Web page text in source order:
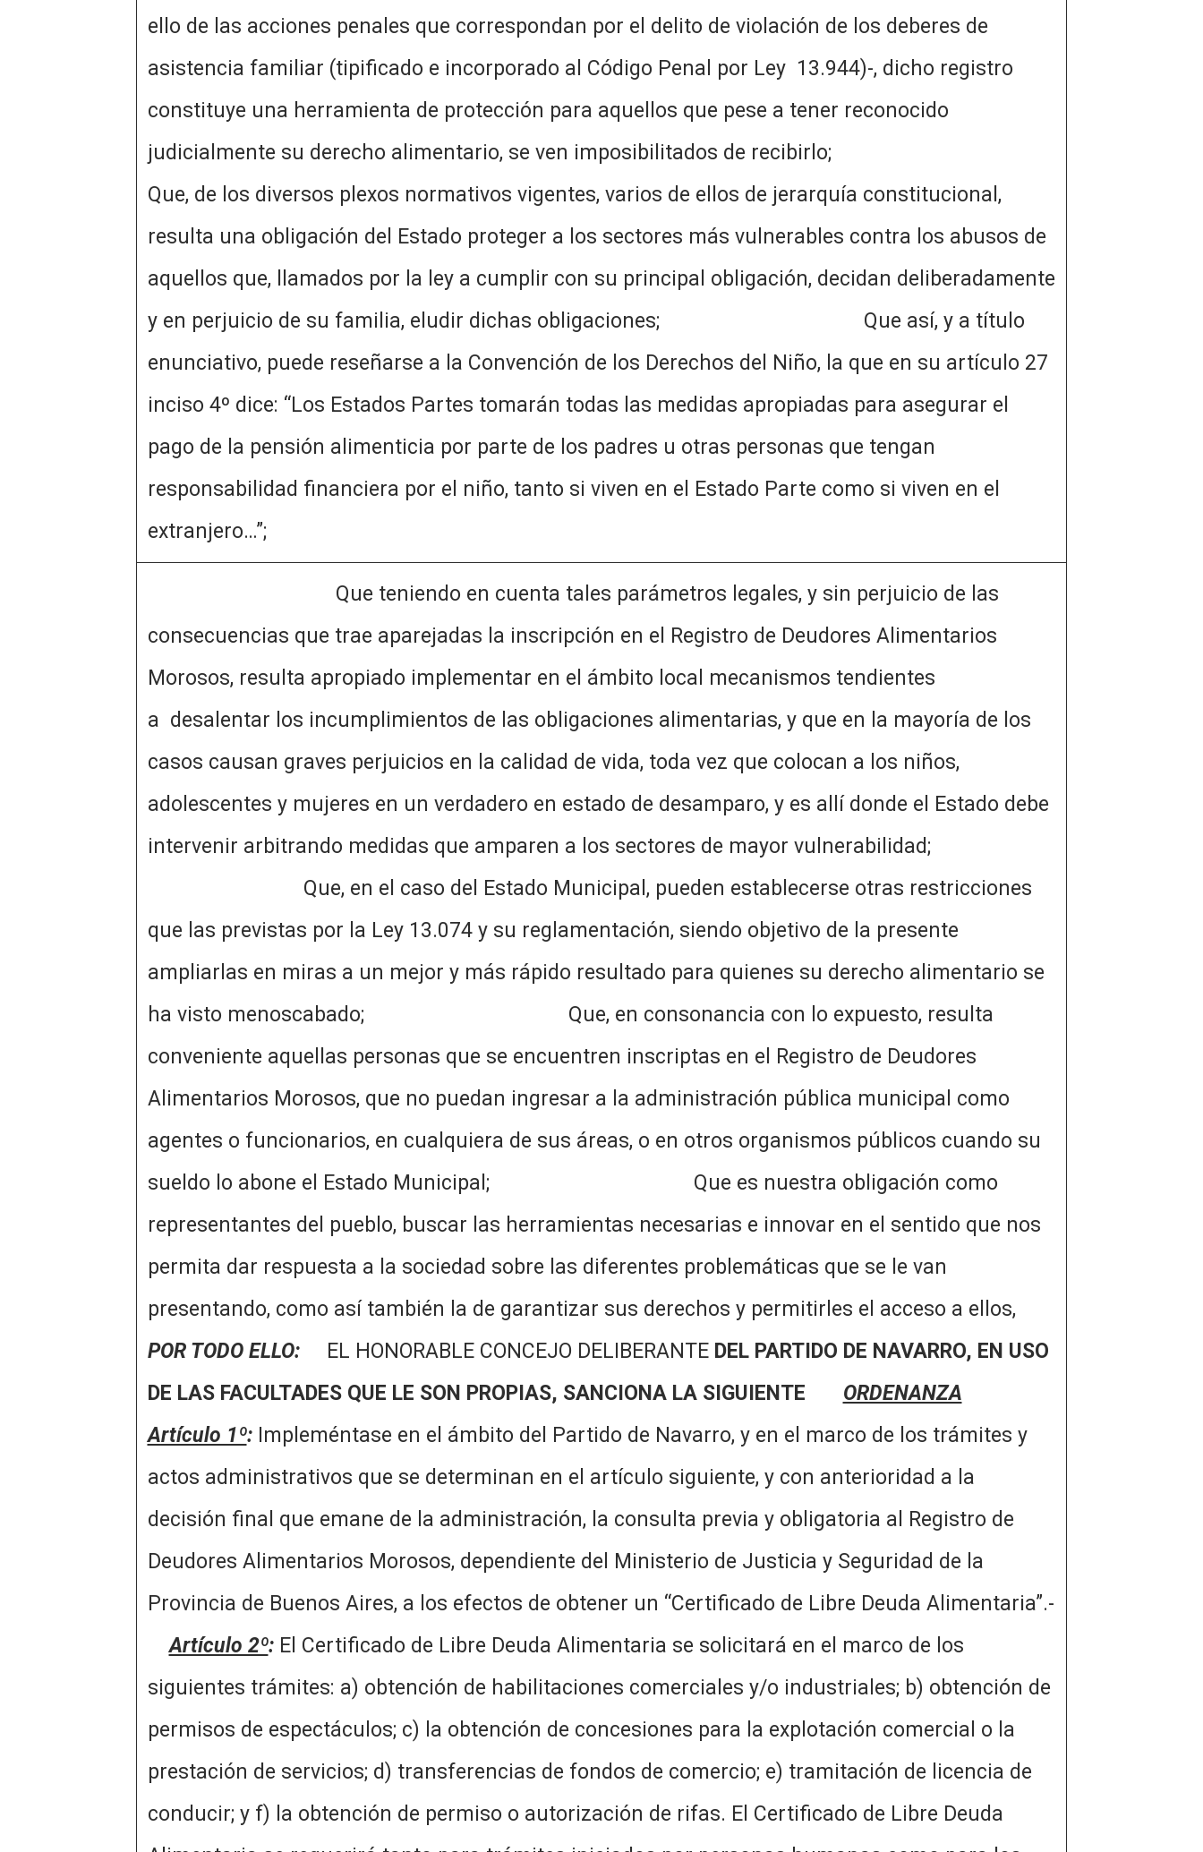
ello de las acciones penales que correspondan por el delito de violación de los deberes de
asistencia familiar (tipificado e incorporado al Código Penal por Ley 13.944)-, dicho registro
constituye una herramienta de protección para aquellos que pese a tener reconocido
judicialmente su derecho alimentario, se ven imposibilitados de recibirlo;
Que, de los diversos plexos normativos vigentes, varios de ellos de jerarquía constitucional,
resulta una obligación del Estado proteger a los sectores más vulnerables contra los abusos de
aquellos que, llamados por la ley a cumplir con su principal obligación, decidan deliberadamente
y en perjuicio de su familia, eludir dichas obligaciones; Que así, y a título
enunciativo, puede reseñarse a la Convención de los Derechos del Niño, la que en su artículo 27
inciso 4º dice: “Los Estados Partes tomarán todas las medidas apropiadas para asegurar el
pago de la pensión alimenticia por parte de los padres u otras personas que tengan
responsabilidad financiera por el niño, tanto si viven en el Estado Parte como si viven en el
extranjero…”;
Que teniendo en cuenta tales parámetros legales, y sin perjuicio de las
consecuencias que trae aparejadas la inscripción en el Registro de Deudores Alimentarios
Morosos, resulta apropiado implementar en el ámbito local mecanismos tendientes
a desalentar los incumplimientos de las obligaciones alimentarias, y que en la mayoría de los
casos causan graves perjuicios en la calidad de vida, toda vez que colocan a los niños,
adolescentes y mujeres en un verdadero en estado de desamparo, y es allí donde el Estado debe
intervenir arbitrando medidas que amparen a los sectores de mayor vulnerabilidad;
Que, en el caso del Estado Municipal, pueden establecerse otras restricciones
que las previstas por la Ley 13.074 y su reglamentación, siendo objetivo de la presente
ampliarlas en miras a un mejor y más rápido resultado para quienes su derecho alimentario se
ha visto menoscabado; Que, en consonancia con lo expuesto, resulta
conveniente aquellas personas que se encuentren inscriptas en el Registro de Deudores
Alimentarios Morosos, que no puedan ingresar a la administración pública municipal como
agentes o funcionarios, en cualquiera de sus áreas, o en otros organismos públicos cuando su
sueldo lo abone el Estado Municipal; Que es nuestra obligación como
representantes del pueblo, buscar las herramientas necesarias e innovar en el sentido que nos
permita dar respuesta a la sociedad sobre las diferentes problemáticas que se le van
presentando, como así también la de garantizar sus derechos y permitirles el acceso a ellos,
POR TODO ELLO:EL HONORABLE CONCEJO DELIBERANTE DEL PARTIDO DE NAVARRO, EN USO
DE LAS FACULTADES QUE LE SON PROPIAS, SANCIONA LA SIGUIENTE
ORDENANZA
Artículo 1º:Impleméntase en el ámbito del Partido de Navarro, y en el marco de los trámites y
actos administrativos que se determinan en el artículo siguiente, y con anterioridad a la
decisión final que emane de la administración, la consulta previa y obligatoria al Registro de
Deudores Alimentarios Morosos, dependiente del Ministerio de Justicia y Seguridad de la
Provincia de Buenos Aires, a los efectos de obtener un “Certificado de Libre Deuda Alimentaria”.-
Artículo 2º:El Certificado de Libre Deuda Alimentaria se solicitará en el marco de los
siguientes trámites: a) obtención de habilitaciones comerciales y/o industriales; b) obtención de
permisos de espectáculos; c) la obtención de concesiones para la explotación comercial o la
prestación de servicios; d) transferencias de fondos de comercio; e) tramitación de licencia de
conducir; y f) la obtención de permiso o autorización de rifas. El Certificado de Libre Deuda